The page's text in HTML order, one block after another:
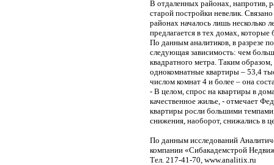
В отдаленных районах, напротив,
старой постройки невелик.
районах началось лишь несколько
предлагается в тех домах,
По данным аналитиков, в разрезе
следующая зависимость: чем
квадратного метра. Таким
однокомнатные квартиры – 53,4
числом комнат 4 и более – она
- В целом, спрос на квартиры в
качественное жилье, - отмечает
квартиры росли большими
снижения, наоборот, снижались в
По данным исследований
компании «Сибакадемстрой
Тел. 217-41-70, www.analitix.ru